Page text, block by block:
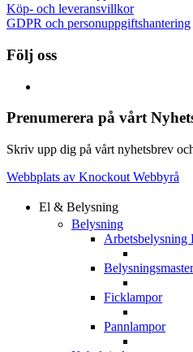
Köp- och leveransvillkor
GDPR och personuppgiftshantering
Följ oss
Prenumerera på vårt
Skriv upp dig på vårt nyhetsbrev
Webbplats av Knockout Webbyrå
El & Belysning
Belysning
Arbetsbelysning
Belysningsmaster
Ficklampor
Pannlampor